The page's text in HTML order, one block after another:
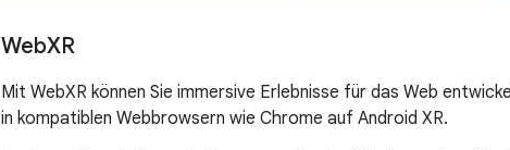
WebXR
Mit WebXR können Sie immersive Erlebnisse für das Web
in kompatiblen Webbrowsern wie Chrome auf Android XR.